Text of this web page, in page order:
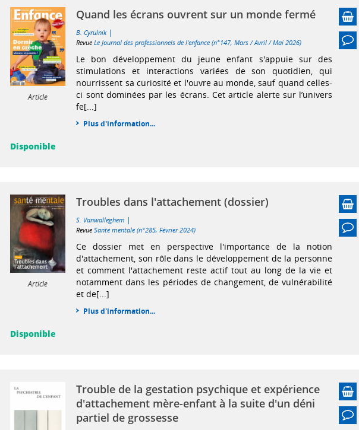
Article
Quand les écrans ouvrent sur un monde fermé
B. Cyrulnik |
RevueLe Journal des professionnels de l'enfance (n°147, Mars / Avril / Mai 2026)
Le bon développement du jeune enfant s'appuie sur des
stimulations et interactions variées de son quotidien, qui
nourrissent sa curiosité et l'ouvre au monde, sauf quand celles-
ci sont dominées par les écrans. Cet article alerte sur l’univers
fe[...]
Plus d'information...
Disponible
Article
Troubles dans l'attachement (dossier)
S. Vanwalleghem |
RevueSanté mentale (n°285, Février 2024)
Ce dossier met en perspective l'importance de la notion
d'attachement, son rôle dans le développement de la personne
et comment l'attachement reste actif tout au long de la vie et
notamment dans les périodes de changement, de vulnérabilité
et de[...]
Plus d'information...
Disponible
Trouble de la gestation psychique et expérience
d'attachement mère-enfant à la suite d'un déni
partiel de grossesse